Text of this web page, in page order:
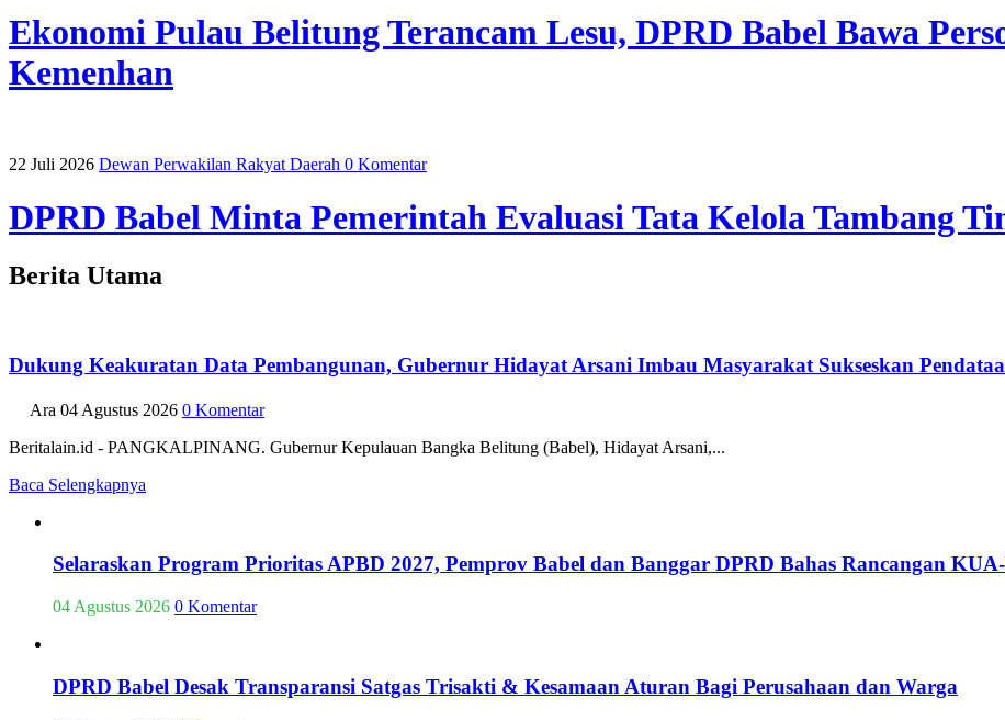
Ekonomi Pulau Belitung Terancam Lesu, DPRD Babel Bawa
Kemenhan
22 Juli 2026 Dewan Perwakilan Rakyat Daerah 0 Komentar
DPRD Babel Minta Pemerintah Evaluasi Tata Kelola Tambang
Berita Utama
Dukung Keakuratan Data Pembangunan, Gubernur Hidayat Arsani Imbau Masyarakat Sukseskan
Ara 04 Agustus 2026 0 Komentar
Beritalain.id - PANGKALPINANG. Gubernur Kepulauan Bangka Belitung (Babel), Hidayat Arsani,...
Baca Selengkapnya
Selaraskan Program Prioritas APBD 2027, Pemprov Babel dan Banggar DPRD Bahas Rancangan
04 Agustus 2026 0 Komentar
DPRD Babel Desak Transparansi Satgas Trisakti & Kesamaan Aturan Bagi Perusahaan dan Warga